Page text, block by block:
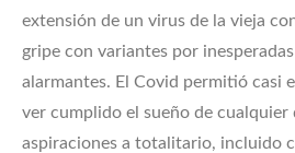
extensión de un virus de la vieja
gripe con variantes por
alarmantes. El Covid permitió casi
ver cumplido el sueño de cualquier
aspiraciones a totalitario, incluido